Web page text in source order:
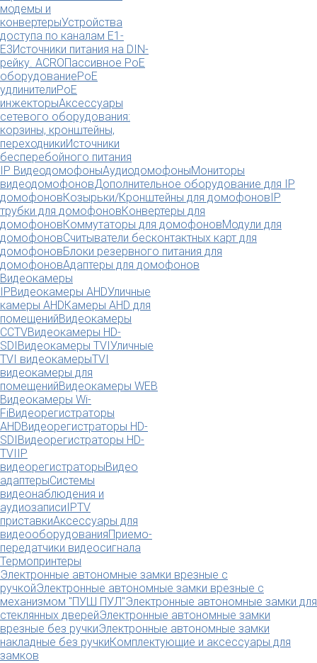
модемы и
конвертерыУстройства
доступа по каналам E1-
E3Источники питания на DIN-
рейку. ACROПассивное PoE
оборудованиеPoE
удлинителиPoE
инжекторыАксессуары
сетевого оборудования:
корзины, кронштейны,
переходникиИсточники
бесперебойного питания
IP ВидеодомофоныАудиодомофоныМониторы
видеодомофоновДополнительное оборудование для IP
домофоновКозырьки/Кронштейны для домофоновIP
трубки для домофоновКонвертеры для
домофоновКоммутаторы для домофоновМодули для
домофоновСчитыватели бесконтактных карт для
домофоновБлоки резервного питания для
домофоновАдаптеры для домофонов
Видеокамеры
IPВидеокамеры AHDУличные
камеры AHDКамеры AHD для
помещенийВидеокамеры
CCTVВидеокамеры HD-
SDIВидеокамеры TVIУличные
TVI видеокамерыTVI
видеокамеры для
помещенийВидеокамеры WEB
Видеокамеры Wi-
FiВидеорегистраторы
AHDВидеорегистраторы HD-
SDIВидеорегистраторы HD-
TVI IP
видеорегистраторыВидео
адаптерыСистемы
видеонаблюдения и
аудиозаписиIPTV
приставкиАксессуары для
видеооборудованияПриемо-
передатчики видеосигнала
Термопринтеры
Электронные автономные замки врезные с
ручкойЭлектронные автономные замки врезные с
механизмом "ПУШ ПУЛ"Электронные автономные замки для
стеклянных дверейЭлектронные автономные замки
врезные без ручкиЭлектронные автономные замки
накладные без ручкиКомплектующие и аксессуары для
замков